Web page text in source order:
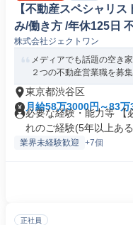
【不動産スペシャリ
み/働き方 /年休125日
株式会社ジェクトワン
メディアでも話題の空き
２つの不動産営業職を募
東京都渋谷区
月給58万3000円～83
必要な経験・能力等 【
れのご経験(5年以上ある
業界未経験歓迎 +7個
正社員